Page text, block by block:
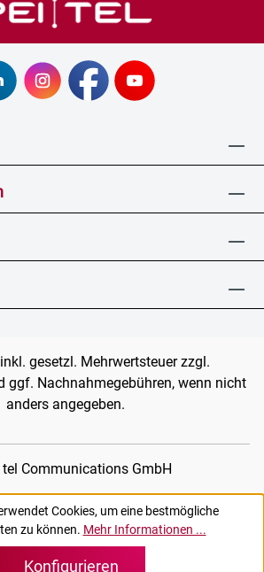
gesetzl. Mehrwertsteuer zzgl.
ggf. Nachnahmegebühren, wenn nicht
anders angegeben.
tel Communications GmbH
Cookies, um eine bestmögliche
zu können. Mehr Informationen ...
Konfigurieren